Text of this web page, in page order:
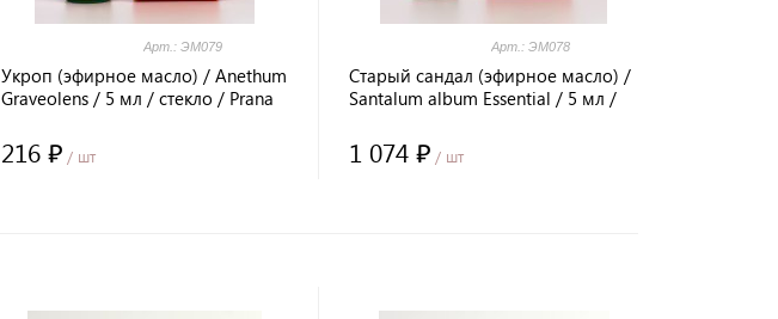
Арт.: ЭМ079
Укроп (эфирное масло) / Anethum
Graveolens / 5 мл / стекло / Prana
216 ₽/ шт
Арт.: ЭМ078
Старый сандал (эфирное масло) /
Santalum album Essential / 5 мл /
1 074 ₽ / шт